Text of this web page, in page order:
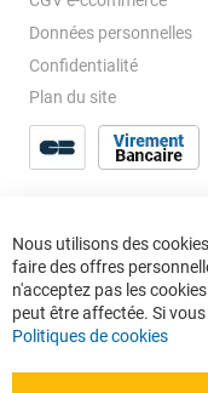
Données personnelles
Confidentialité
Plan du site
Nous utilisons des
faire des offres
n'acceptez pas les
peut être affectée. Si
Politiques de cookies